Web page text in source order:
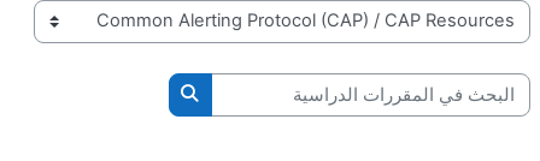
تصنيفات المقررات
البحث في المقررات الدراسية
البحث في المقررات